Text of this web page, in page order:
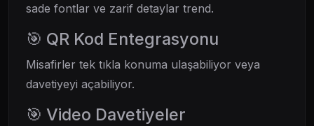
sade fontlar ve zarif detaylar trend.
🎯 QR Kod Entegrasyonu
Misafirler tek tıkla konuma ulaşabiliyor veya
davetiyeyi açabiliyor.
🎯 Video Davetiyeler